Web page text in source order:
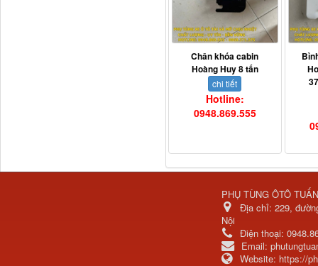
Chân khóa cabin
Hoàng Huy 8 tấn
chi tiết
Hotline:
0948.869.555
PHỤ TÙNG ÔTÔ
Địa chỉ: 229,
Nội
Điện thoại:
Email:
Website: https://